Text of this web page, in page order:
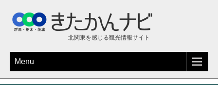
北関東を感じる観光情報サイト
Menu